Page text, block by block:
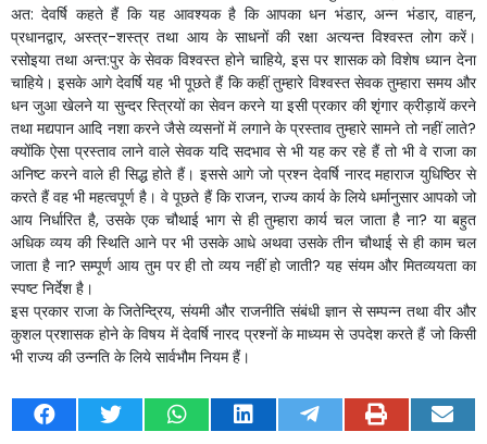
अत:देवर्षि कहते हैं कि यह आवश्यक है कि आपका धन भंडार,अन्न भंडार,वाहन,
प्रधानद्वार,अस्त्र-शस्त्र तथा आय के साधनों की रक्षा अत्यन्त विश्वस्त लोग करें।
रसोइया तथा अन्त:पुर के सेवक विश्वस्त होने चाहिये, इस पर शासक को विशेष ध्यान देना
चाहिये। इसके आगे देवर्षि यह भी पूछते हैं कि कहीं तुम्हारे विश्वस्त सेवक तुम्हारा समय और
धन जुआ खेलने या सुन्दर स्त्रियों का सेवन करने या इसी प्रकार की शृंगार क्रीड़ायें करने
तथा मद्यपान आदि नशा करने जैसे व्यसनों में लगाने के प्रस्ताव तुम्हारे सामने तो नहीं लाते?
क्योंकि ऐसा प्रस्ताव लाने वाले सेवक यदि सदभाव से भी यह कर रहे हैं तो भी वे राजा का
अनिष्ट करने वाले ही सिद्ध होते हैं। इससे आगे जो प्रश्न देवर्षि नारद महाराज युधिष्ठिर से
करते हैं वह भी महत्वपूर्ण है। वे पूछते हैं कि राजन, राज्य कार्य के लिये धर्मानुसार आपको जो
आय निर्धारित है, उसके एक चौथाई भाग से ही तुम्हारा कार्य चल जाता है ना?या बहुत
अधिक व्यय की स्थिति आने पर भी उसके आधे अथवा उसके तीन चौथाई से ही काम चल
जाता है ना?सम्पूर्ण आय तुम पर ही तो व्यय नहीं हो जाती? यह संयम और मितव्ययता का
स्पष्ट निर्देश है।
इस प्रकार राजा के जितेन्द्रिय,संयमी और राजनीति संबंधी ज्ञान से सम्पन्न तथा वीर और
कुशल प्रशासक होने के विषय में देवर्षि नारद प्रश्नों के माध्यम से उपदेश करते हैं जो किसी
भी राज्य की उन्नति के लिये सार्वभौम नियम हैं।